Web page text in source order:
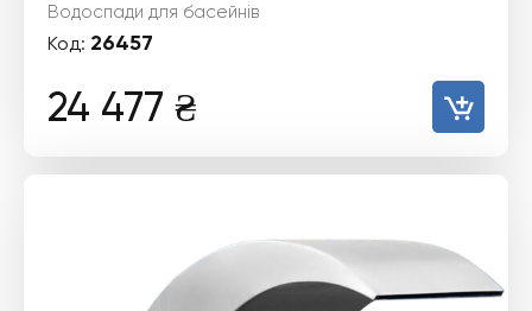
Водоспади для басейнів
Код: 26457
24 477 ₴